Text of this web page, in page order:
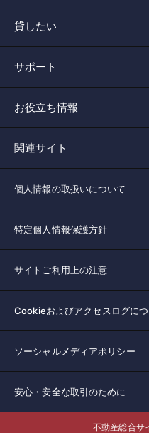
貸したい
サポート
お役立ち情報
関連サイト
個人情報の取扱いについて
特定個人情報保護方針
サイトご利用上の注意
Cookieおよびアクセスログに
ソーシャルメディアポリシー
安心・安全な取引のために
不動産総合サ